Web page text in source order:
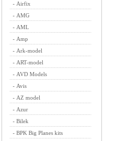
- Airfix
- AMG
- AML
- Amp
- Ark-model
- ART-model
- AVD Models
- Avis
- AZ model
- Azur
- Bilek
- BPK Big Planes kits